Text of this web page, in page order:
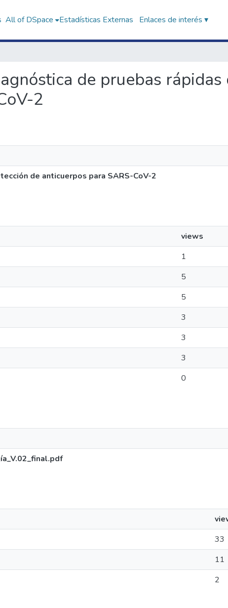
All of DSpace Estadísticas Externas Enlaces de interés ▾
de pruebas rápidas
2
de anticuerpos para SARS-CoV-2
views
1
5
5
3
3
3
0
33
11
2